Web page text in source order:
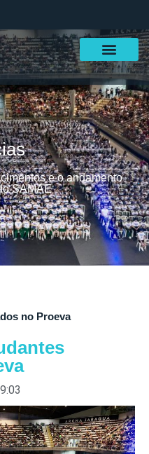
e o andamento
SAMAE
no Proeva